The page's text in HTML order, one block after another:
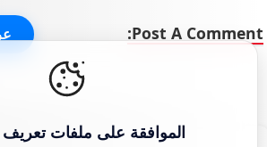
Post A Comment:
الموافقة على ملفات تعريف